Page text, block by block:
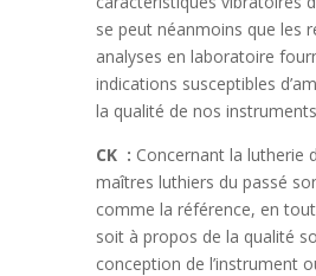
se peut néanmoins que les
analyses en laboratoire
indications susceptibles
la qualité de nos
CK : Concernant la lutherie
maîtres luthiers du passé
comme la référence, en
soit à propos de la qualité
conception de l’instrument